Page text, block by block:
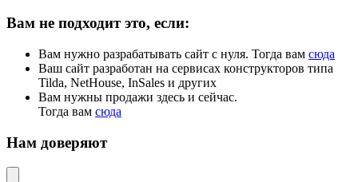
Вам не подходит это, если:
Вам нужно разрабатывать сайт с нуля. Тогда вам сюда
Ваш сайт разработан на сервисах конструкторов типа
Tilda, NetHouse, InSales и других
Вам нужны продажи здесь и сейчас.
Тогда вам сюда
Нам доверяют